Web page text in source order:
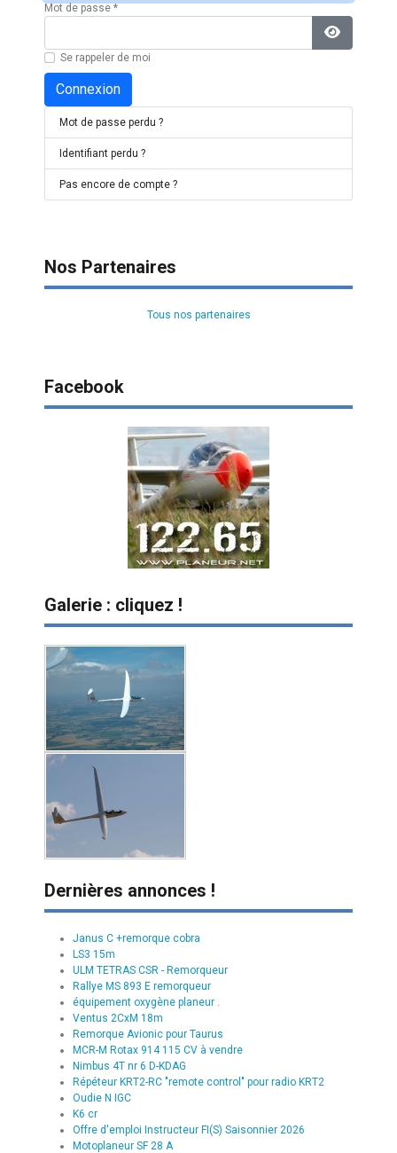
Mot de passe*
Afficher
Se rappeler de moi
Connexion
Mot de passe perdu ?
Identifiant perdu ?
Pas encore de compte ?
Nos Partenaires
Tous nos partenaires
Facebook
Galerie : cliquez !
Dernières annonces !
Janus C +remorque cobra
LS3 15m
ULM TETRAS CSR - Remorqueur
Rallye MS 893 E remorqueur
équipement oxygène planeur .
Ventus 2CxM 18m
Remorque Avionic pour Taurus
MCR-M Rotax 914 115 CV à vendre
Nimbus 4T nr 6 D-KDAG
Répéteur KRT2-RC "remote control" pour radio KRT2
Oudie N IGC
K6 cr
Offre d'emploi Instructeur FI(S) Saisonnier 2026
Motoplaneur SF 28 A